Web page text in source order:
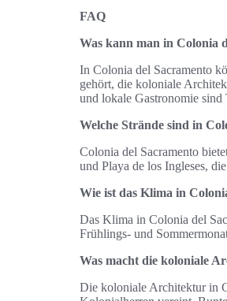
FAQ
Was kann man in Colonia
In Colonia del Sacramento
gehört, die koloniale
und lokale Gastronomie sind
Welche Strände sind in
Colonia del Sacramento
und Playa de los Ingleses,
Wie ist das Klima in
Das Klima in Colonia del
Frühlings- und
Was macht die koloniale
Die koloniale Architektur in